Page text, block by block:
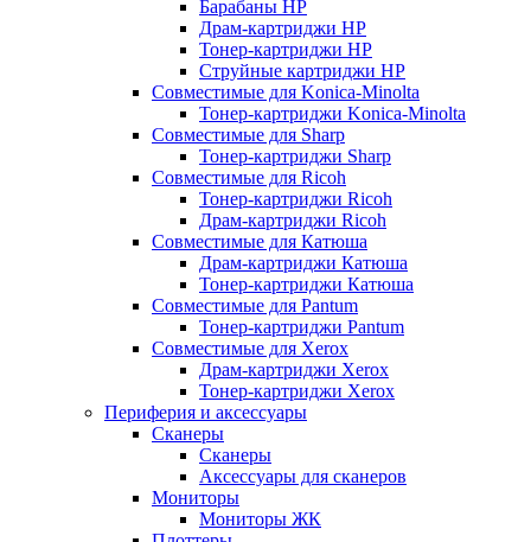
Барабаны HP
Драм-картриджи HP
Тонер-картриджи HP
Струйные картриджи HP
Совместимые для Konica-Minolta
Тонер-картриджи Konica-Minolta
Совместимые для Sharp
Тонер-картриджи Sharp
Совместимые для Ricoh
Тонер-картриджи Ricoh
Драм-картриджи Ricoh
Совместимые для Катюша
Драм-картриджи Катюша
Тонер-картриджи Катюша
Совместимые для Pantum
Тонер-картриджи Pantum
Совместимые для Xerox
Драм-картриджи Xerox
Тонер-картриджи Xerox
Периферия и аксессуары
Сканеры
Сканеры
Аксессуары для сканеров
Мониторы
Мониторы ЖК